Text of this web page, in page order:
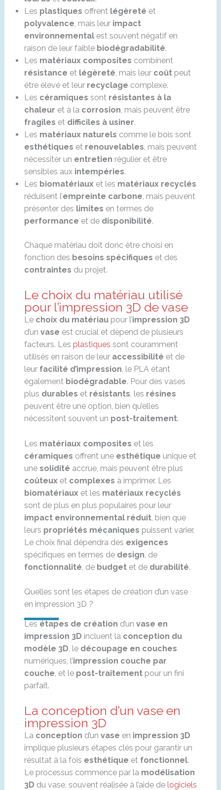
Les plastiques offrent légèreté et
polyvalence, mais leur impact
environnementalest souvent négatif en
raison de leur faible biodégradabilité.
Les matériaux composites combinent
résistance et légèreté, mais leur coûtpeut
être élevé et leur recyclage complexe.
Les céramiques sont résistantes à la
chaleur et à la corrosion, mais peuvent être
fragiles et difficiles à usiner.
Les matériaux naturels comme le bois sont
esthétiques et renouvelables, mais peuvent
nécessiter un entretien régulier et être
sensibles aux intempéries.
Les biomatériaux et les matériaux recyclés
réduisent l’empreinte carbone, mais peuvent
présenter des limites en termes de
performance et de disponibilité.
Chaque matériau doit donc être choisi en
fonction des besoins spécifiques et des
contraintes du projet.
Le choix du matériau utilisé
pour l’impression 3D de vase
Le choix du matériaupour l’impression 3D
d’un vase est crucial et dépend de plusieurs
facteurs. Les plastiques sont couramment
utilisés en raison de leur accessibilité et de
leur facilité d’impression, le PLA étant
également biodégradable. Pour des vases
plus durables et résistants, les résines
peuvent être une option, bien qu’elles
nécessitent souvent un post-traitement.
Les matériaux composites et les
céramiques offrent une esthétique unique et
une solidité accrue, mais peuvent être plus
coûteux et complexes à imprimer. Les
biomatériaux et les matériaux recyclés
sont de plus en plus populaires pour leur
impact environnemental réduit, bien que
leurs propriétés mécaniques puissent varier.
Le choix final dépendra des exigences
spécifiques en termes de design , de
fonctionnalité , de budgetet de durabilité.
Quelles sont les étapes de création d’un vase
en impression 3D ?
Les étapes de création d’un vase en
impression 3D incluent la conception du
modèle 3D, le découpage en couches
numériques, l’impression couche par
couche, et le post-traitementpour un fini
parfait.
La conception d’un vase en
impression 3D
La conception d’un vase en impression 3D
implique plusieurs étapes clés pour garantir un
résultat à la fois esthétique et fonctionnel.
Le processus commence par la modélisation
3D du vase, souvent réalisée à l’aide de logiciels